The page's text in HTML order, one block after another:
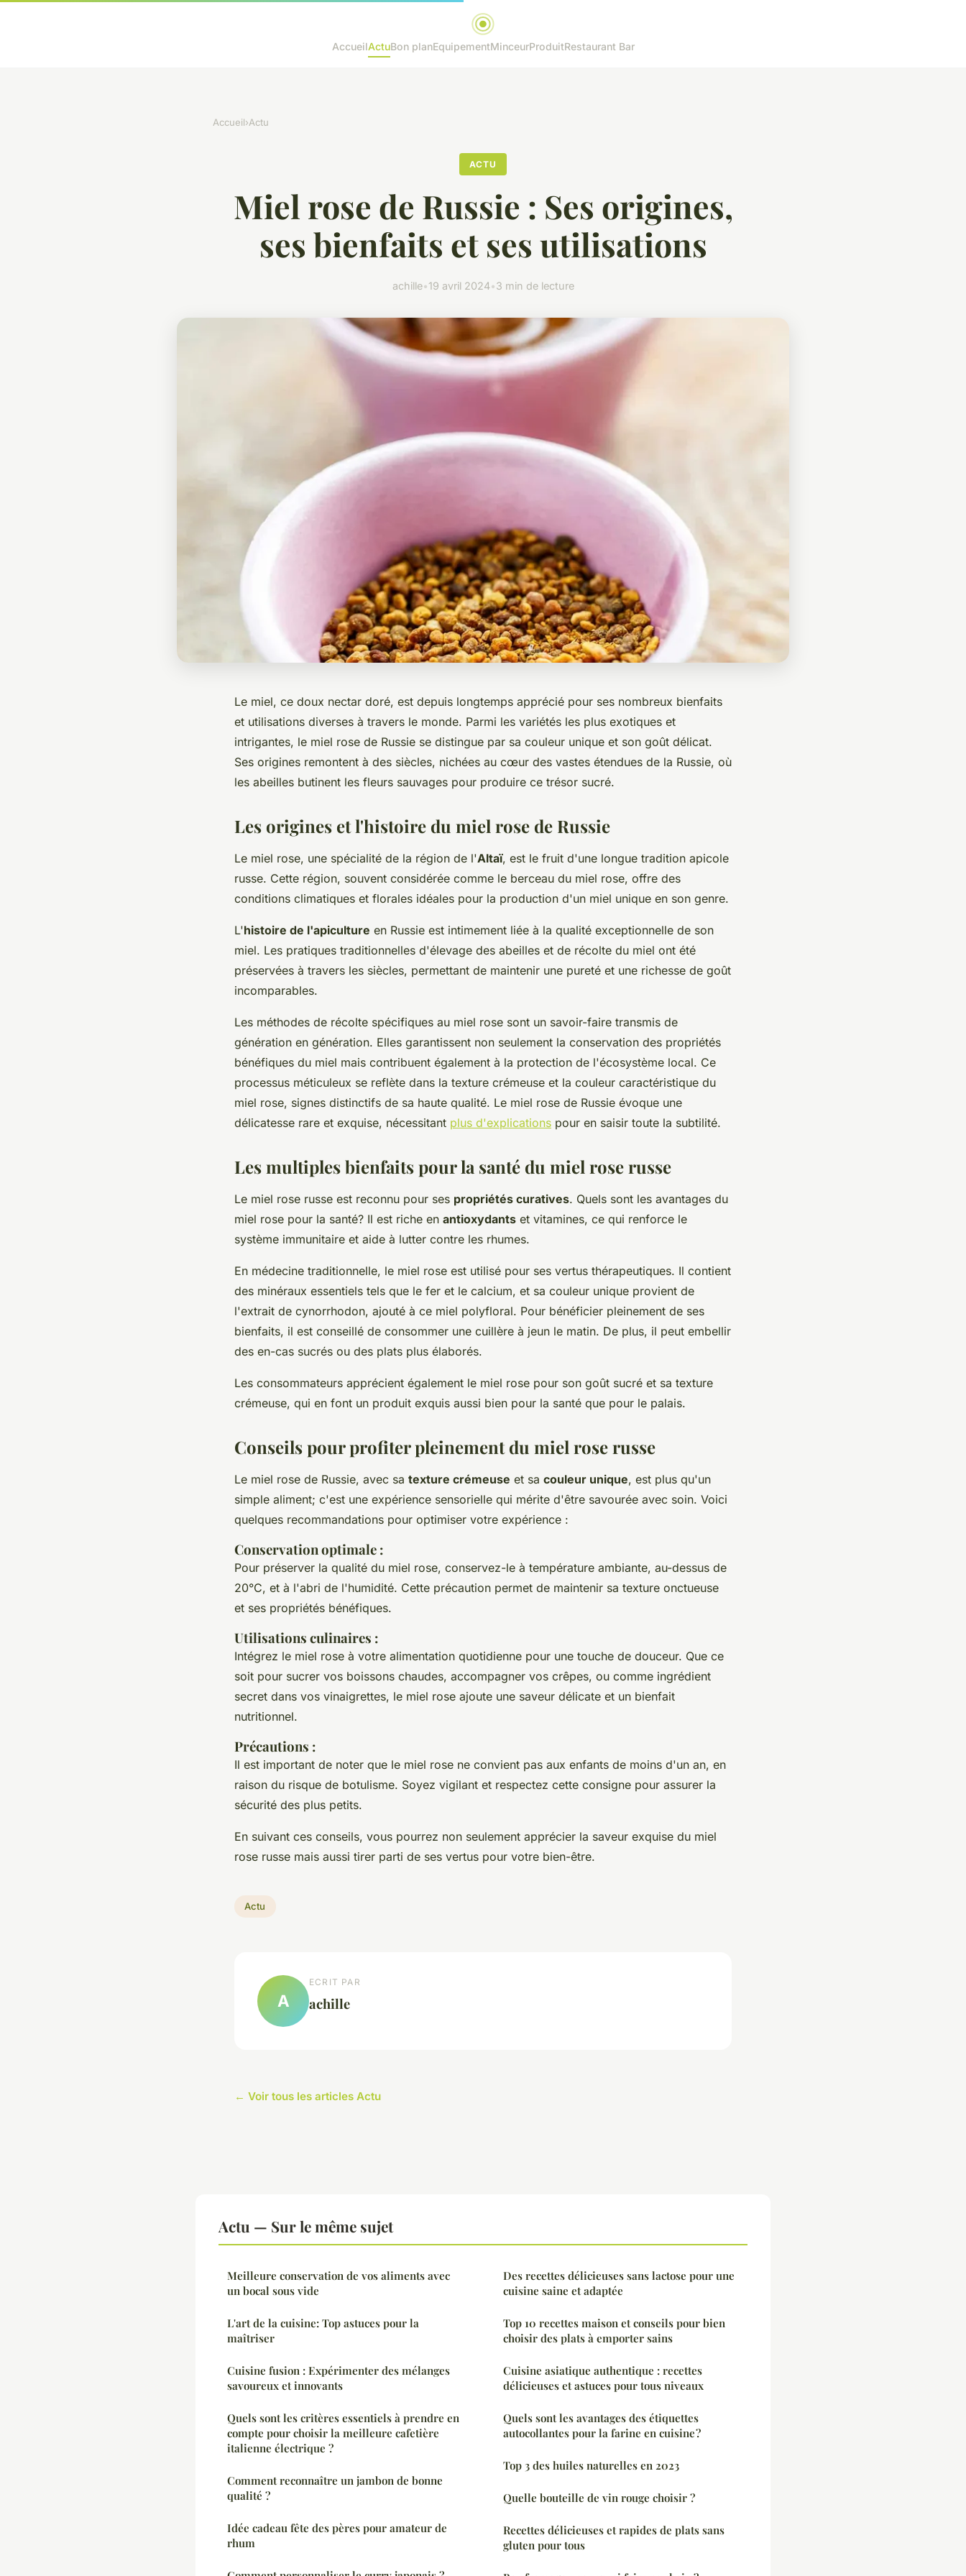
AccueilActuBon planEquipementMinceurProduitRestaurant Bar
Accueil›Actu
ACTU
Miel rose de Russie : Ses origines,
ses bienfaits et ses utilisations
achille•19 avril 2024•3 min de lecture
Le miel, ce doux nectar doré, est depuis longtemps apprécié pour ses nombreux bienfaits
et utilisations diverses à travers le monde. Parmi les variétés les plus exotiques et
intrigantes, le miel rose de Russie se distingue par sa couleur unique et son goût délicat.
Ses origines remontent à des siècles, nichées au cœur des vastes étendues de la Russie, où
les abeilles butinent les fleurs sauvages pour produire ce trésor sucré.
Les origines et l'histoire du miel rose de Russie
Le miel rose, une spécialité de la région de l'Altaï, est le fruit d'une longue tradition apicole
russe. Cette région, souvent considérée comme le berceau du miel rose, offre des
conditions climatiques et florales idéales pour la production d'un miel unique en son genre.
L'histoire de l'apiculture en Russie est intimement liée à la qualité exceptionnelle de son
miel. Les pratiques traditionnelles d'élevage des abeilles et de récolte du miel ont été
préservées à travers les siècles, permettant de maintenir une pureté et une richesse de goût
incomparables.
Les méthodes de récolte spécifiques au miel rose sont un savoir-faire transmis de
génération en génération. Elles garantissent non seulement la conservation des propriétés
bénéfiques du miel mais contribuent également à la protection de l'écosystème local. Ce
processus méticuleux se reflète dans la texture crémeuse et la couleur caractéristique du
miel rose, signes distinctifs de sa haute qualité. Le miel rose de Russie évoque une
délicatesse rare et exquise, nécessitant plus d'explications pour en saisir toute la subtilité.
Les multiples bienfaits pour la santé du miel rose russe
Le miel rose russe est reconnu pour ses propriétés curatives. Quels sont les avantages du
miel rose pour la santé? Il est riche en antioxydants et vitamines, ce qui renforce le
système immunitaire et aide à lutter contre les rhumes.
En médecine traditionnelle, le miel rose est utilisé pour ses vertus thérapeutiques. Il contient
des minéraux essentiels tels que le fer et le calcium, et sa couleur unique provient de
l'extrait de cynorrhodon, ajouté à ce miel polyfloral. Pour bénéficier pleinement de ses
bienfaits, il est conseillé de consommer une cuillère à jeun le matin. De plus, il peut embellir
des en-cas sucrés ou des plats plus élaborés.
Les consommateurs apprécient également le miel rose pour son goût sucré et sa texture
crémeuse, qui en font un produit exquis aussi bien pour la santé que pour le palais.
Conseils pour profiter pleinement du miel rose russe
Le miel rose de Russie, avec sa texture crémeuse et sa couleur unique, est plus qu'un
simple aliment; c'est une expérience sensorielle qui mérite d'être savourée avec soin. Voici
quelques recommandations pour optimiser votre expérience :
Conservation optimale :
Pour préserver la qualité du miel rose, conservez-le à température ambiante, au-dessus de
20°C, et à l'abri de l'humidité. Cette précaution permet de maintenir sa texture onctueuse
et ses propriétés bénéfiques.
Utilisations culinaires :
Intégrez le miel rose à votre alimentation quotidienne pour une touche de douceur. Que ce
soit pour sucrer vos boissons chaudes, accompagner vos crêpes, ou comme ingrédient
secret dans vos vinaigrettes, le miel rose ajoute une saveur délicate et un bienfait
nutritionnel.
Précautions :
Il est important de noter que le miel rose ne convient pas aux enfants de moins d'un an, en
raison du risque de botulisme. Soyez vigilant et respectez cette consigne pour assurer la
sécurité des plus petits.
En suivant ces conseils, vous pourrez non seulement apprécier la saveur exquise du miel
rose russe mais aussi tirer parti de ses vertus pour votre bien-être.
Actu
A
ECRIT PAR
achille
← Voir tous les articles Actu
Actu — Sur le même sujet
Meilleure conservation de vos aliments avec
un bocal sous vide
L'art de la cuisine: Top astuces pour la
maîtriser
Cuisine fusion : Expérimenter des mélanges
savoureux et innovants
Quels sont les critères essentiels à prendre en
compte pour choisir la meilleure cafetière
italienne électrique ?
Comment reconnaître un jambon de bonne
qualité ?
Idée cadeau fête des pères pour amateur de
rhum
Des recettes délicieuses sans lactose pour une
cuisine saine et adaptée
Top 10 recettes maison et conseils pour bien
choisir des plats à emporter sains
Cuisine asiatique authentique : recettes
délicieuses et astuces pour tous niveaux
Quels sont les avantages des étiquettes
autocollantes pour la farine en cuisine ?
Top 3 des huiles naturelles en 2023
Quelle bouteille de vin rouge choisir ?
Recettes délicieuses et rapides de plats sans
gluten pour tous